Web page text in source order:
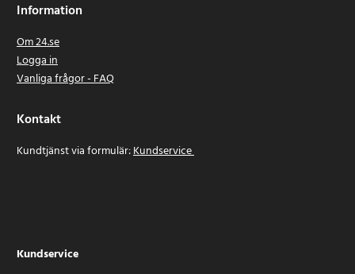
Information
Om 24.se
Logga in
Vanliga frågor - FAQ
Kontakt
Kundtjänst via formulär:Kundservice
Kundservice